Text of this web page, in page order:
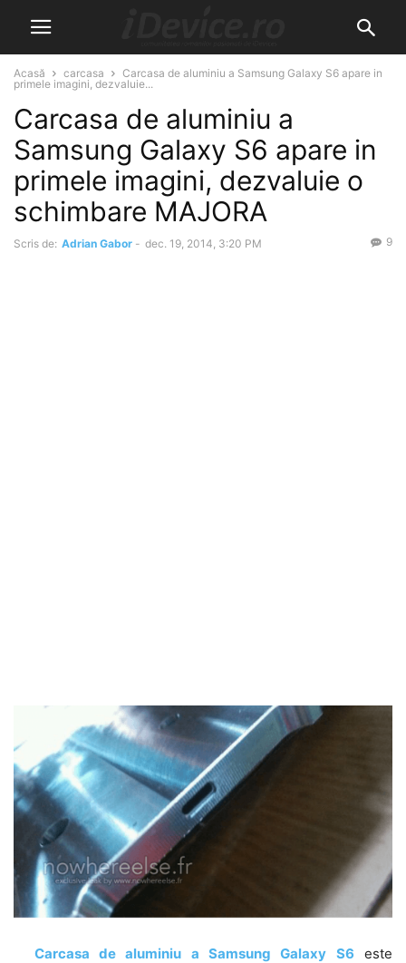
Acasă carcasa
Carcasa de aluminiu a Samsung Galaxy S6 apare in
primele imagini, dezvaluie...
Carcasa de aluminiu a
Samsung Galaxy S6 apare in
primele imagini, dezvaluie o
schimbare MAJORA
Scris de: Adrian Gabor - dec. 19, 2014, 3:20 PM 9
Carcasa de aluminiu a Samsung Galaxy S6 este